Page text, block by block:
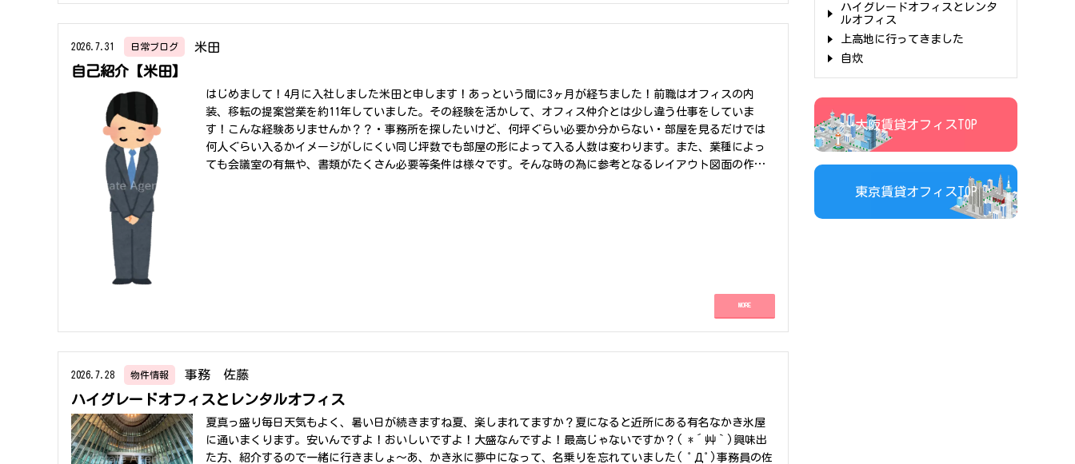
2026.7.31 日常ブログ 米田
自己紹介【米田】
はじめまして！4月に入社しました米田と申します！あっという間に3ヶ月が経ちました！前職はオフィスの内
装、移転の提案営業を約11年していました。その経験を活かして、オフィス仲介とは少し違う仕事をしていま
す！こんな経験ありませんか？？・事務所を探したいけど、何坪ぐらい必要か分からない・部屋を見るだけでは
何人ぐらい入るかイメージがしにくい同じ坪数でも部屋の形によって入る人数は変わります。また、業種によっ
ても会議室の有無や、書類がたくさん必要等条件は様々です。そんな時の為に参考となるレイアウト図面の作成
と・チーム全員で一つの作品を作り上げることとのことです。イメージはこんな感じですねただ実際は、鳴子を
MORE
2026.7.28 物件情報 事務 佐藤
ハイグレードオフィスとレンタルオフィス
夏真っ盛り毎日天気もよく、暑い日が続きますね夏、楽しまれてますか？夏になると近所にある有名なかき氷屋
に通いまくります。安いんですよ！おいしいですよ！大盛なんですよ！最高じゃないですか？( *´艸｀)興味出
た方、紹介するので一緒に行きましょ～あ、かき氷に夢中になって、名乗りを忘れていました( ﾟДﾟ)事務員の佐
ハイグレードオフィスとレンタ
ルオフィス
上高地に行ってきました
自炊
大阪賃貸オフィスTOP
東京賃貸オフィスTOP